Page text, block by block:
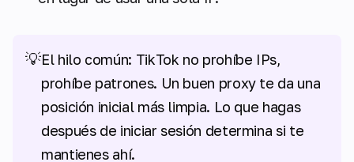
💡El hilo común: TikTok no prohíbe IPs,
prohíbe patrones. Un buen proxy te da una
posición inicial más limpia. Lo que hagas
después de iniciar sesión determina si te
mantienes ahí.